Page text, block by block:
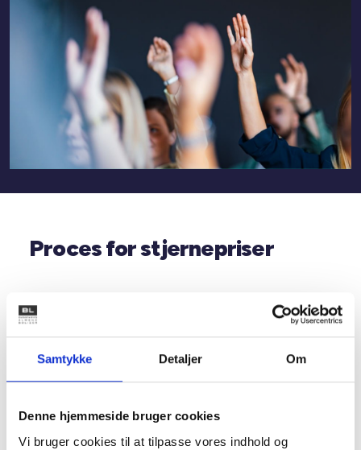
Samtykke Detaljer Om
Denne hjemmeside bruger cookies
Vi bruger cookies til at tilpasse vores indhold og
Proces for stjernepriser
Frem til 31. august: Indstilling af
kandidater/projekter
kandidater og bedste projekter indenfor de tre